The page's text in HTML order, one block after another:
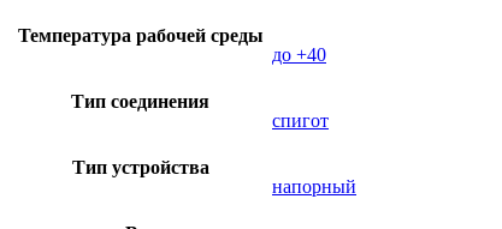
Температура рабочей среды
до +40
Тип соединения
спигот
Тип устройства
напорный